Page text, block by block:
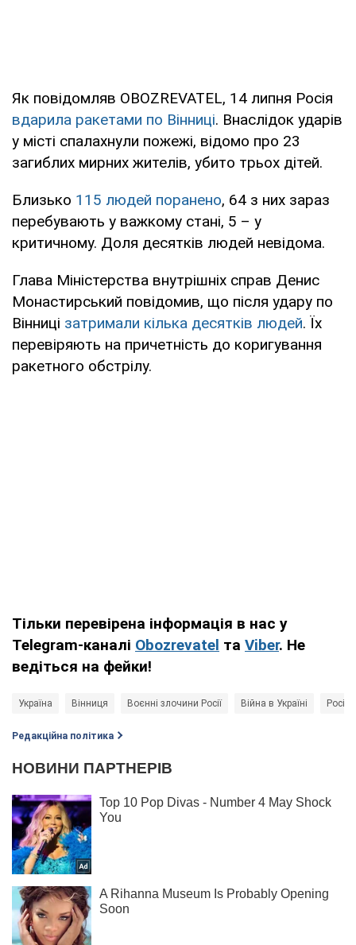
Як повідомляв OBOZREVATEL, 14 липня Росія
вдарила ракетами по Вінниці. Внаслідок ударів
у місті спалахнули пожежі, відомо про 23
загиблих мирних жителів, убито трьох дітей.
Близько 115 людей поранено, 64 з них зараз
перебувають у важкому стані, 5 – у
критичному. Доля десятків людей невідома.
Глава Міністерства внутрішніх справ Денис
Монастирський повідомив, що після удару по
Вінниці затримали кілька десятків людей. Їх
перевіряють на причетність до коригування
ракетного обстрілу.
Тільки перевірена інформація в нас у
Telegram-каналі Obozrevatel та Viber. Не
ведіться на фейки!
Україна Вінниця Воєнні злочини Росії Війна в Україні Росія
Редакційна політика